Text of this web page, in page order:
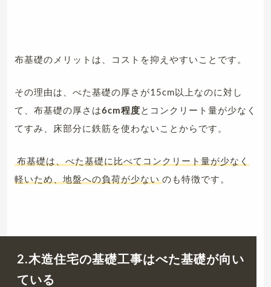
布基礎のメリットは、コストを抑えやすいことです。
その理由は、べた基礎の厚さが15cm以上なのに対し
て、布基礎の厚さは6cm程度とコンクリート量が少なく
てすみ、床部分に鉄筋を使わないことからです。
布基礎は、べた基礎に比べてコンクリート量が少なく
軽いため、地盤への負荷が少ない のも特徴です。
2.木造住宅の基礎工事はべた基礎が向い
ている